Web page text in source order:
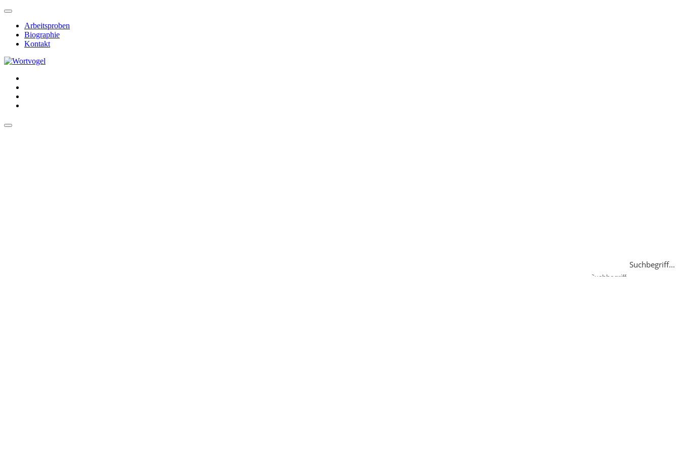
Arbeitsproben
Biographie
Kontakt
Suchbegriff...